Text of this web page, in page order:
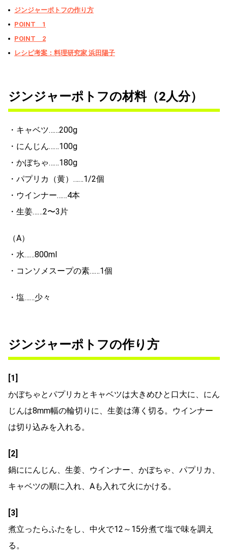
ジンジャーポトフの作り方
POINT 1
POINT 2
レシピ考案：料理研究家 浜田陽子
ジンジャーポトフの材料（2人分）
・キャベツ……200g
・にんじん……100g
・かぼちゃ……180g
・パプリカ（黄）……1/2個
・ウインナー……4本
・生姜……2〜3片
（A）
・水……800ml
・コンソメスープの素……1個
・塩……少々
ジンジャーポトフの作り方
[1]
かぼちゃとパプリカとキャベツは大きめひと口大に、にん
じんは8mm幅の輪切りに、生姜は薄く切る。ウインナー
は切り込みを入れる。
[2]
鍋ににんじん、生姜、ウインナー、かぼちゃ、パプリカ、
キャベツの順に入れ、Aも入れて火にかける。
[3]
煮立ったらふたをし、中火で12～15分煮て塩で味を調え
る。